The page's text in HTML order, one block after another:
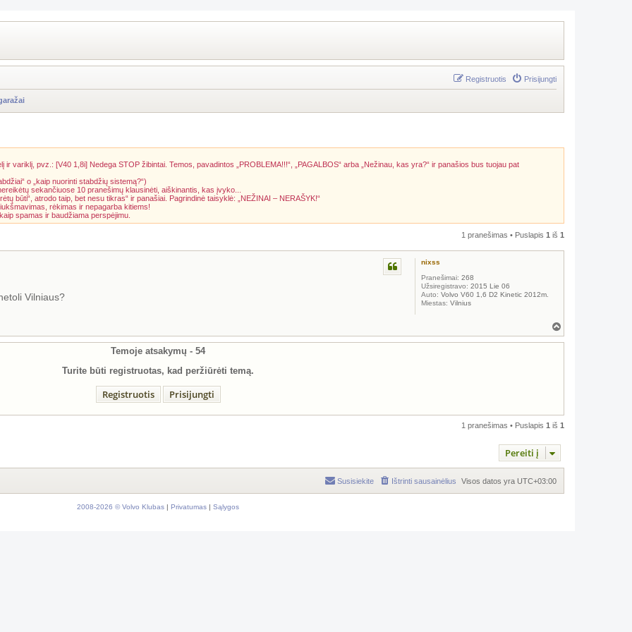
Prisijungti
Registruotis
variklį, pvz.: [V40 1,8i] Nedega STOP žibintai. Temos, pavadintos „PROBLEMA!!!“, „PAGALBOS“ arba „Nežinau, kas yra?“ ir panašios bus tuojau pat
o „kaip nuorinti stabdžių sistemą?“)
sekančiuose 10 pranešimų klausinėti, aiškinantis, kas įvyko...
būti“, atrodo taip, bet nesu tikras“ ir panašiai. Pagrindinė taisyklė: „NEŽINAI – NERAŠYK!“
rėkimas ir nepagarba kitiems!
spamas ir baudžiama perspėjimu.
1 pranešimas • Puslapis 1 iš 1
nixss
Pranešimai: 268
Užsiregistravo: 2015 Lie 06
Auto: Volvo V60 1,6 D2 Kinetic 2012m.
Miestas: Vilnius
Vilniaus?
v
i
Temoje atsakymų - 54
Turite būti registruotas, kad peržiūrėti temą.
Registruotis Prisijungti
1 pranešimas • Puslapis 1 iš 1
Pereiti į
Visos datos yra UTC+03:00
Ištrinti sausainėlius
Susisiekite
2008-2026 © Volvo Klubas | Privatumas | Sąlygos